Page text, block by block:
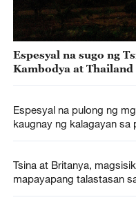
Espesyal na sugo ng
Kambodya at
Espesyal na pulong ng
kaugnay ng kalagayan sa
Tsina at Britanya,
mapayapang talastasan